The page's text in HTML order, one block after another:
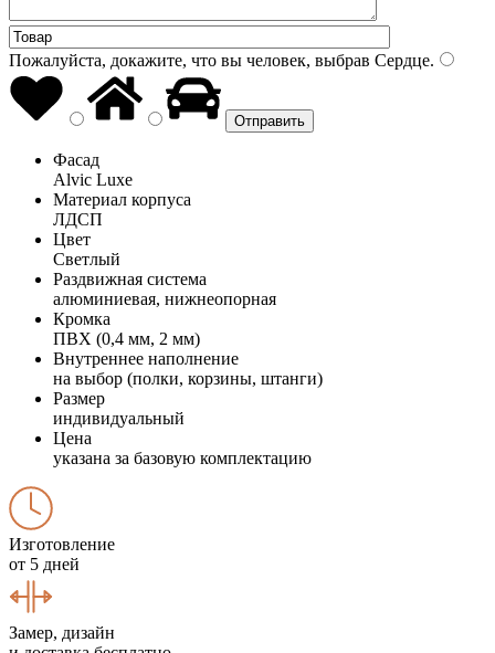
Пожалуйста, докажите, что вы человек, выбрав Сердце.
Фасад
Alvic Luxe
Материал корпуса
ЛДСП
Цвет
Светлый
Раздвижная система
алюминиевая, нижнеопорная
Кромка
ПВХ (0,4 мм, 2 мм)
Внутреннее наполнение
на выбор (полки, корзины, штанги)
Размер
индивидуальный
Цена
указана за базовую комплектацию
Изготовление
от 5 дней
Замер, дизайн